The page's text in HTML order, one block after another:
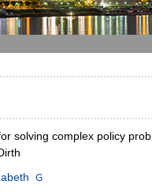
solving complex policy